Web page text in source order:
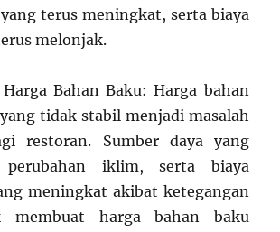
terus meningkat, serta biaya
melonjak.
Bahan Baku: Harga bahan
tidak stabil menjadi masalah
restoran. Sumber daya yang
perubahan iklim, serta biaya
meningkat akibat ketegangan
membuat harga bahan baku